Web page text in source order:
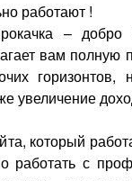
работают !
– добро
вам полную
горизонтов,
увеличение
который
работать с